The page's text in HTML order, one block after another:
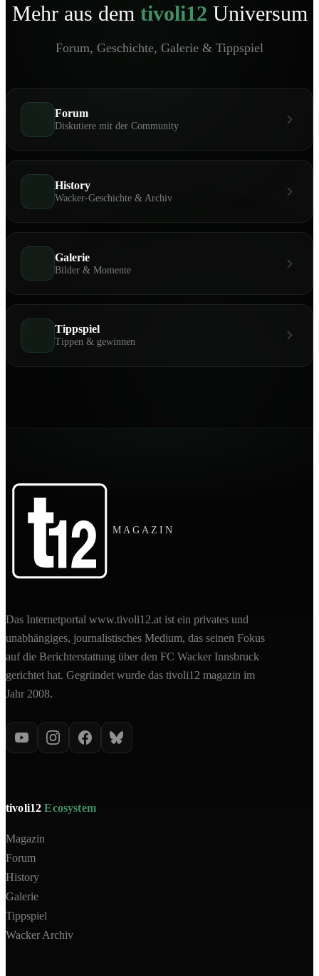
Mehr aus dem tivoli12 Universum
Forum, Geschichte, Galerie & Tippspiel
Forum
Diskutiere mit der Community
History
Wacker-Geschichte & Archiv
Galerie
Bilder & Momente
Tippspiel
Tippen & gewinnen
MAGAZIN
Das Internetportal www.tivoli12.at ist ein privates und
unabhängiges, journalistisches Medium, das seinen Fokus
auf die Berichterstattung über den FC Wacker Innsbruck
gerichtet hat. Gegründet wurde das tivoli12 magazin im
Jahr 2008.
tivoli12Ecosystem
Magazin
Forum
History
Galerie
Tippspiel
Wacker Archiv